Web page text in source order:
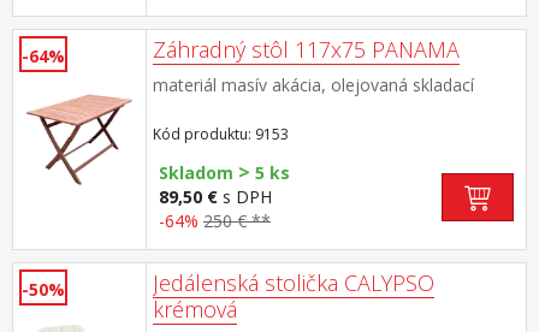
-64% Záhradný stôl 117x75 PANAMA
materiál masív akácia, olejovaná skladací
Kód produktu: 9153
Skladom > 5 ks
89,50 € s DPH
-64% 250 € **
-50%
Jedálenská stolička CALYPSO
krémová